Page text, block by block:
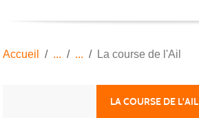
Accueil La course de l'Ail
LA COURSE DE L'AIL